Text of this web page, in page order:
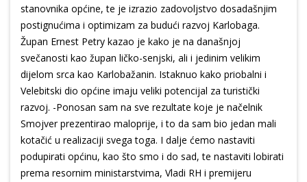
stanovnika općine, te je izrazio zadovoljstvo dosadašnjim
postignućima i optimizam za budući razvoj Karlobaga.
Župan Ernest Petry kazao je kako je na današnjoj
svečanosti kao župan ličko-senjski, ali i jedinim velikim
dijelom srca kao Karlobažanin. Istaknuo kako priobalni i
Velebitski dio općine imaju veliki potencijal za turistički
razvoj. -Ponosan sam na sve rezultate koje je načelnik
Smojver prezentirao maloprije, i to da sam bio jedan mali
kotačić u realizaciji svega toga. I dalje ćemo nastaviti
podupirati općinu, kao što smo i do sad, te nastaviti lobirati
prema resornim ministarstvima, Vladi RH i premijeru